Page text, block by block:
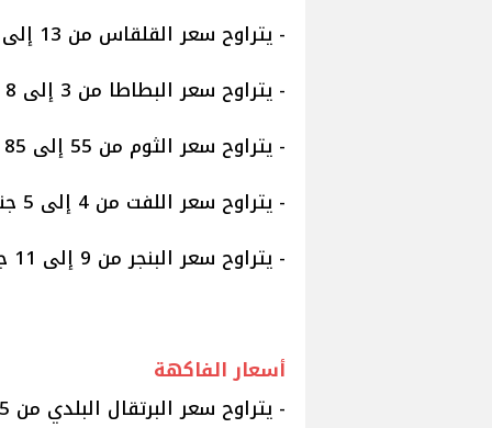
- يتراوح سعر القلقاس من 13 إلى 15 جنيها
- يتراوح سعر البطاطا من 3 إلى 8 جنيهات
- يتراوح سعر الثوم من 55 إلى 85 جنيها
- يتراوح سعر اللفت من 4 إلى 5 جنيهات
- يتراوح سعر البنجر من 9 إلى 11 جنيها
أسعار الفاكهة
- يتراوح سعر البرتقال البلدي من 5 إلى 9 جنيهات